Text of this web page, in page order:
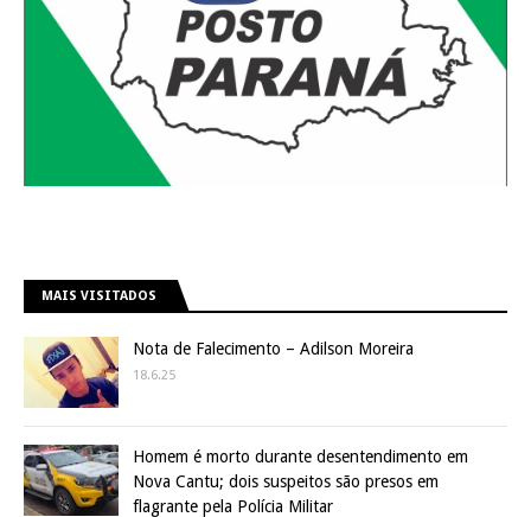
MAIS VISITADOS
Nota de Falecimento – Adilson Moreira
18.6.25
Homem é morto durante desentendimento em
Nova Cantu; dois suspeitos são presos em
flagrante pela Polícia Militar